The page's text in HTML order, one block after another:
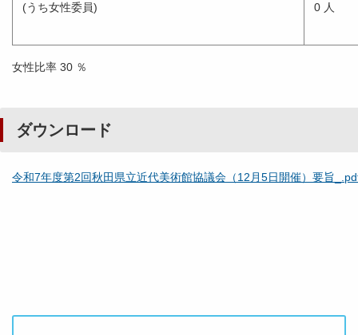
(うち女性委員) 0 人
女性比率 30 ％
ダウンロード
令和7年度第2回秋田県立近代美術館協議会（12月5日開催）要旨